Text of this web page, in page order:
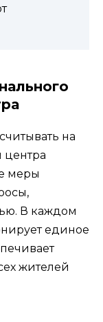
на
центра
меры
В каждом
единое
жителей